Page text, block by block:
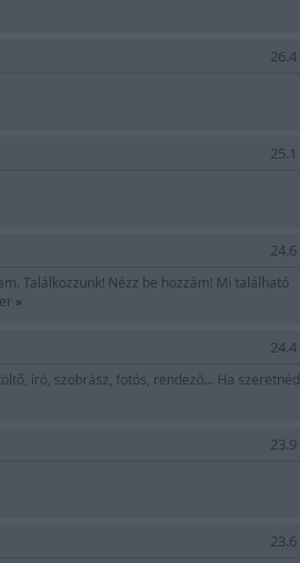
26.4
25.1
24.6
kiadó.
Találkozzunk! Nézz be hozzám! Mi található
»
24.4
író, szobrász, fotós, rendező... Ha szeretnéd
23.9
23.6